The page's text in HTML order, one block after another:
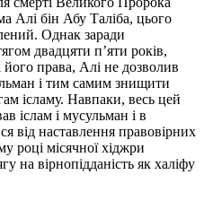
Алі бін Абу Таліба, цього
Однак заради
двадцяти п’яти років,
права, Алі не дозволив
і тим самим знищити
ісламу. Навпаки, весь цей
іслам і мусульман і в
від наставлення правовірних
році місячної хіджри
на вірнопідданість як халіфу